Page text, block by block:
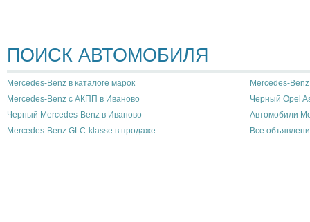
ПОИСК АВТОМОБИЛЯ
Mercedes-Benz в каталоге марок
Mercedes-
Mercedes-Benz с АКПП в Иваново
Черный Opel
Черный Mercedes-Benz в Иваново
Автомобили
Mercedes-Benz GLC-klasse в продаже
Все